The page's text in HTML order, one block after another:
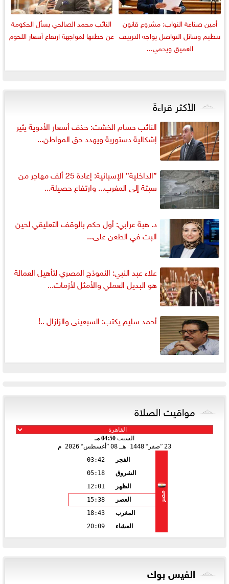
أمين صناعة النواب: مشروع قانون
تنظيم وسائل التواصل يواجه التزييف
العميق ويحمي...
النائب محمد الصالحي يسأل الحكومة
عن خطتها لمواجهة ارتفاع أسعار اللحوم
الأكثر قراءةً
النائب حسام الخشت: حذف أسعار الأدوية يثير
إشكالية دستورية ويهدد حق المواطن...
”الداخلية” الإسبانية: إعادة 25 ألف مهاجر من
سبتة إلى المغرب... وارتفاع حصيلة...
د. هبة عرابي: أول حكم بالوقف التعليقي لحين
البت في الطعن على...
علاء عبد النبي: النموذج المصري لتأهيل العمالة
هو البديل العملي والأمثل لأزمات...
أحمد سليم يكتب: السبعينى والزلزال ..!
مواقيت الصلاة
السبت 04:50 مـ
23 صفر 1448 هـ 08 أغسطس 2026 م
مصر
الفجر
03:42
الشروق
05:18
الظهر
12:01
العصر
15:38
المغرب
18:43
العشاء
20:09
الفيس بوك